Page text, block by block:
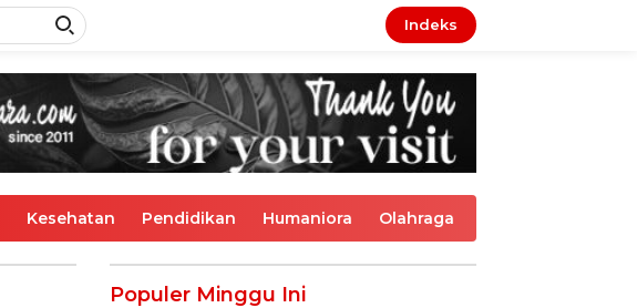
Indeks
Kesehatan Pendidikan Humaniora Olahraga
Populer Minggu Ini